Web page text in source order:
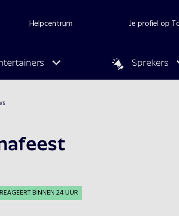
Helpcentrum Je profiel op
Sprekers
REAGEERT BINNEN 24 UUR